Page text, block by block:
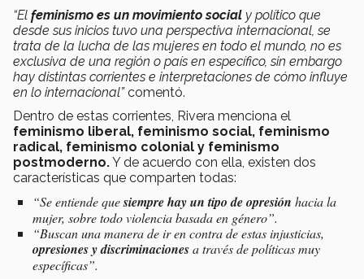
“El feminismo es un movimiento social y político que
desde sus inicios tuvo una perspectiva internacional, se
trata de la lucha de las mujeres en todo el mundo, no es
exclusiva de una región o país en específico, sin embargo
hay distintas corrientes e interpretaciones de cómo influye
en lo internacional”comentó.
Dentro de estas corrientes, Rivera menciona el
feminismo liberal, feminismo social, feminismo
radical, feminismo colonial y feminismo
postmoderno.Y de acuerdo con ella, existen dos
características que comparten todas:
“Se entiende quesiempre hay un tipo de opresión hacia la
mujer, sobre todo violencia basada en género”.
“Buscan una manera de ir en contra de estas injusticias,
opresiones y discriminacionesa través de políticas muy
específicas”.